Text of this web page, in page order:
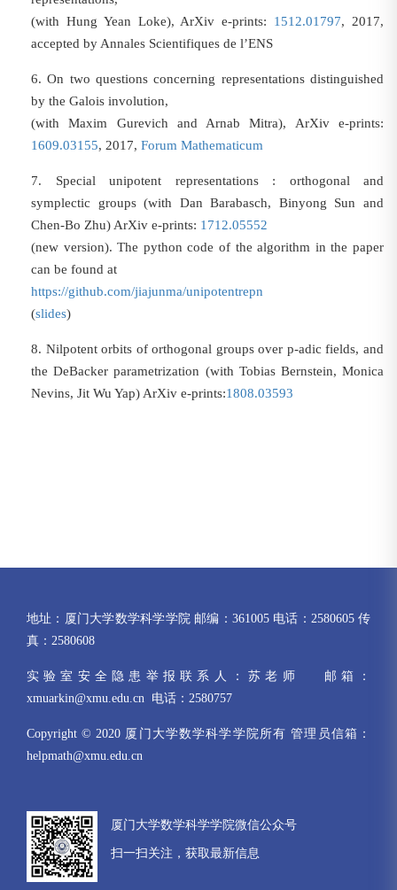
(with Hung Yean Loke), ArXiv e-prints: 1512.01797, 2017,
accepted by Annales Scientifiques de l’ENS
6.On two questions concerning representations distinguished
by the Galois involution,
(with Maxim Gurevich and Arnab Mitra), ArXiv e-prints:
1609.03155, 2017, Forum Mathematicum
7. Special unipotent representations : orthogonal and
symplectic groups (with Dan Barabasch, Binyong Sun and
Chen-Bo Zhu) ArXiv e-prints: 1712.05552
(new version). The python code of the algorithm in the paper
can be found at
https://github.com/jiajunma/unipotentrepn
(slides)
8. Nilpotent orbits of orthogonal groups over p-adic fields, and
the DeBacker parametrization (with Tobias Bernstein, Monica
Nevins, Jit Wu Yap) ArXiv e-prints:1808.03593
地址：厦门大学数学科学学院 邮编：361005 电话：2580605 传
真：2580608
实验室安全隐患举报联系人：苏老师 邮箱：
xmuarkin@xmu.edu.cn 电话：2580757
Copyright © 2020 厦门大学数学科学学院所有 管理员信箱：
helpmath@xmu.edu.cn
厦门大学数学科学学院微信公众号
扫一扫关注，获取最新信息